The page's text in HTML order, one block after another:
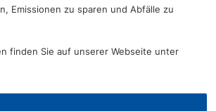
Emissionen zu sparen und Abfälle zu
finden Sie auf unserer Webseite unter